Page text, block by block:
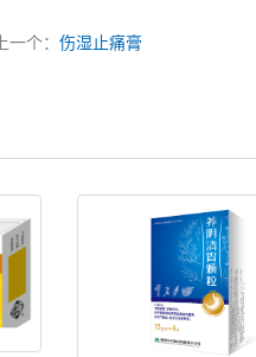
上一个：伤湿止痛膏